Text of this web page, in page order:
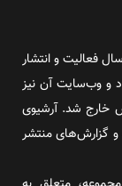
روز آنلاین روزنامه‌ای اینترنتی بود که پس از طول ۱۲ سال فعالیت و انتشار
پایان داد و وب‌سایت آن نیز
خارج شد. آرشیوی
گزارش‌های منتشر